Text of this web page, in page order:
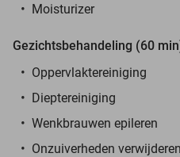
Moisturizer
Gezichtsbehandeling (60
Oppervlaktereiniging
Dieptereiniging
Wenkbrauwen epileren
Onzuiverheden verwijderen